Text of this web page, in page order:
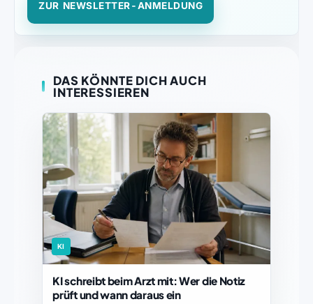
ZUR NEWSLETTER-ANMELDUNG
DAS KÖNNTE DICH AUCH
INTERESSIEREN
KI
KI schreibt beim Arzt mit: Wer die Notiz
prüft und wann daraus ein